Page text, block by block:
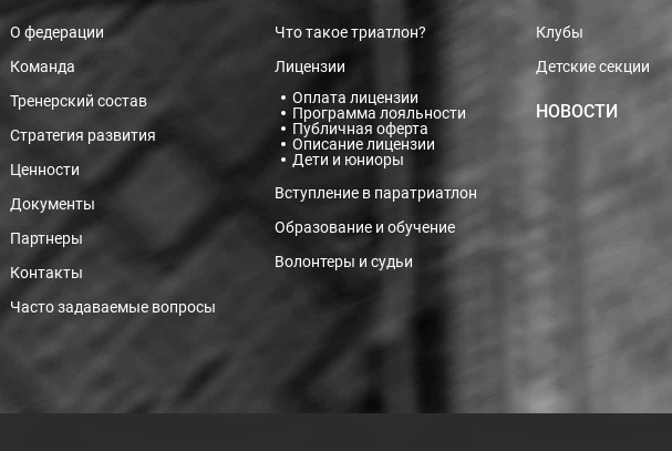
О федерации
Команда
Тренерский состав
Стратегия развития
Ценности
Документы
Партнеры
Контакты
Часто задаваемые вопросы
Что такое триатлон?
Лицензии
Оплата лицензии
Программа лояльности
Публичная оферта
Описание лицензии
Дети и юниоры
Вступление в паратриатлон
Образование и обучение
Волонтеры и судьи
Клубы
Детские секции
НОВОСТИ